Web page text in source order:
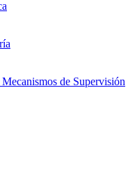
de Supervisión